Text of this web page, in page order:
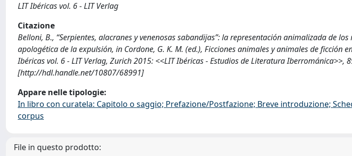
LIT Ibéricas vol. 6 - LIT Verlag
Citazione
Belloni, B., “Serpientes, alacranes y venenosas sabandijas”: la representación animalizada de
apologética de la expulsión, in Cordone, G. K. M. (ed.), Ficciones animales y animales de ficción
Ibéricas vol. 6 - LIT Verlag, Zurich 2015: <<LIT Ibéricas - Estudios de Literatura Iberrománica>>,
[http://hdl.handle.net/10807/68991]
Appare nelle tipologie:
In libro con curatela: Capitolo o saggio; Prefazione/Postfazione; Breve introduzione;
corpus
File in questo prodotto: